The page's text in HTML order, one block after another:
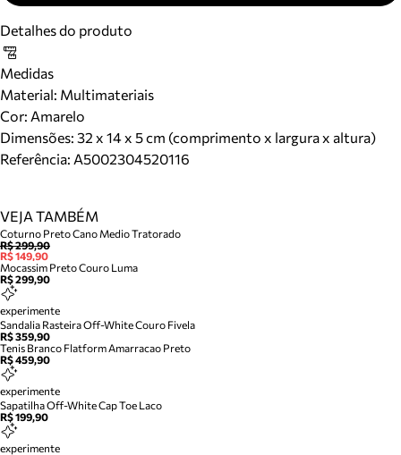
Detalhes do produto
Medidas
Material: Multimateriais
Cor: Amarelo
Dimensões: 32 x 14 x 5 cm (comprimento x largura x altura)
Referência: A5002304520116
VEJA TAMBÉM
Coturno Preto Cano Medio Tratorado
R$ 299,90
R$ 149,90
Mocassim Preto Couro Luma
R$ 299,90
experimente
Sandalia Rasteira Off-White Couro Fivela
R$ 359,90
Tenis Branco Flatform Amarracao Preto
R$ 459,90
experimente
Sapatilha Off-White Cap Toe Laco
R$ 199,90
experimente